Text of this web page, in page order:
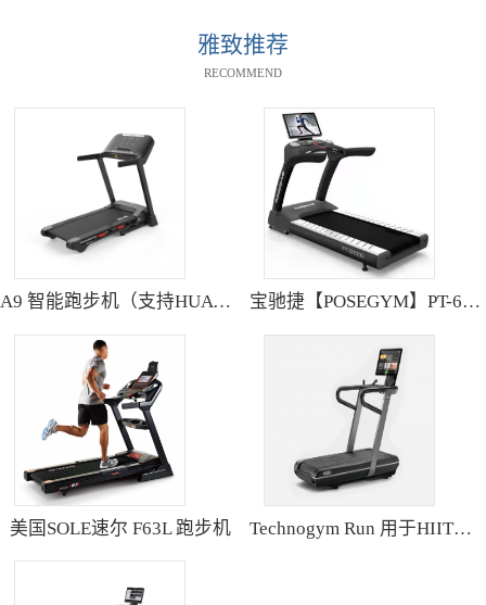
雅致推荐
RECOMMEND
A9 智能跑步机（支持HUAWEI HiLink） SH-T9119P 宝驰捷【POSEGYM】PT-6600Q高清大型触摸屏跑步机静音减震
美国SOLE速尔 F63L 跑步机 Technogym Run 用于HIIT训练的跑步机